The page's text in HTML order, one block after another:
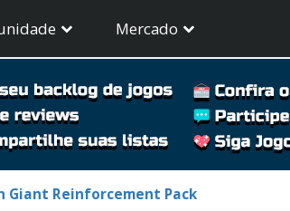
Mercado
Giant Reinforcement Pack